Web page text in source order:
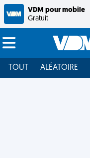
VDM pour mobile
Gratuit
TOUT ALÉATOIRE